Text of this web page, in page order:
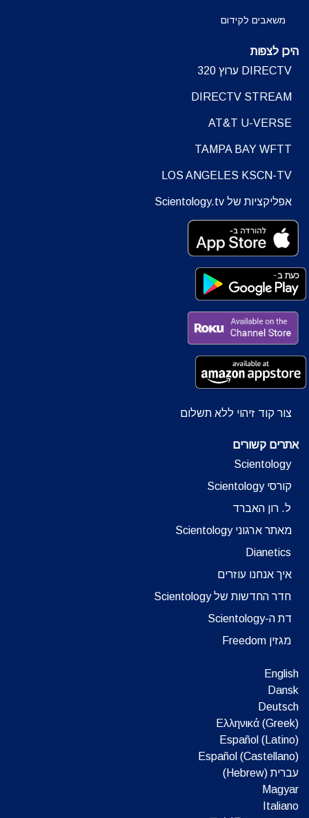
משאבים לקידום
היכן לצפות
DIRECTV ערוץ 320
DIRECTV STREAM
AT&T U-VERSE
TAMPA BAY WFTT
LOS ANGELES KSCN-TV
אפליקציות של Scientology.tv
צור קוד זיהוי ללא תשלום
אתרים קשורים
Scientology
קורסי Scientology
ל. רון האברד
מאתר ארגוני Scientology
Dianetics
איך אנחנו עוזרים
חדר החדשות של Scientology
דת ה-Scientology
מגזין Freedom
English
Dansk
Deutsch
Ελληνικά (Greek)
Español (Latino)
Español (Castellano)
עברית (Hebrew)‏
Magyar
Italiano